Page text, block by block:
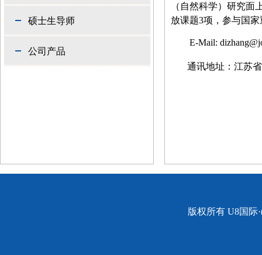
硕士生导师
公司产品
（自然科学）研究面
放课题3项，参与国
E-Mail:
通讯地址：江苏
版权所有 U8国际